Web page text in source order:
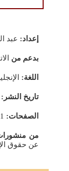
إعداد: عبد
بدعم من
اللغة:
تاريخ النشر:
الصفحات:
من
عن حقوق